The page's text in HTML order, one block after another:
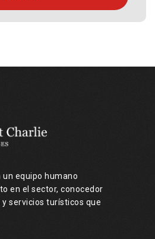
un equipo humano
en el sector, conocedor
servicios turísticos que